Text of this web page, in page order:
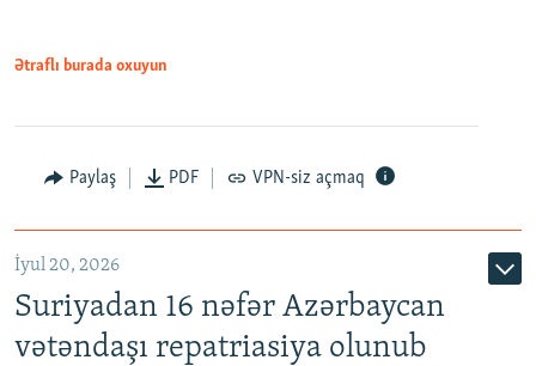
Auto
Ətraflı burada oxuyun
Paylaş PDF VPN-siz açmaq
İyul 20, 2026
Suriyadan 16 nəfər Azərbaycan
vətəndaşı repatriasiya olunub